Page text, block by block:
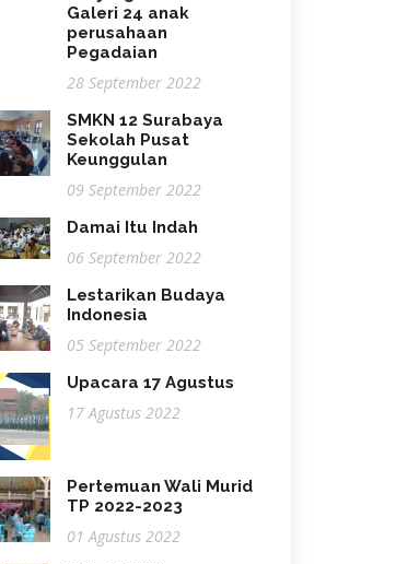
Galeri 24 anak
perusahaan
Pegadaian
28 September 2022
SMKN 12 Surabaya
Sekolah Pusat
Keunggulan
09 September 2022
Damai Itu Indah
06 September 2022
Lestarikan Budaya
Indonesia
05 September 2022
Upacara 17 Agustus
17 Agustus 2022
Pertemuan Wali Murid
TP 2022-2023
01 Agustus 2022